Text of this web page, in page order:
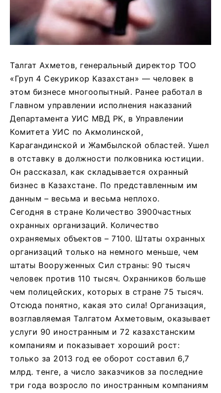
Талгат Ахметов, генеральный директор ТОО
«Груп 4 Секурикор Казахстан» — человек в
этом бизнесе многоопытный. Ранее работал в
Главном управлении исполнения наказаний
Департамента УИС МВД РК, в Управлении
Комитета УИС по Акмолинской,
Карагандинской и Жамбылской областей. Ушел
в отставку в должности полковника юстиции.
Он рассказал, как складывается охранный
бизнес в Казахстане. По представленным им
данным – весьма и весьма неплохо.
Сегодня в стране Количество 3900частных
охранных организаций. Количество
охраняемых объектов – 7100. Штаты охранных
организаций только на немного меньше, чем
штаты Вооруженных Сил страны: 90 тысяч
человек против 110 тысяч. Охранников больше
чем полицейских, которых в стране 75 тысяч.
Отсюда понятно, какая это сила! Организация,
возглавляемая Талгатом Ахметовым, оказывает
услуги 90 иностранным и 72 казахстанским
компаниям и показывает хороший рост:
только за 2013 год ее оборот составил 6,7
млрд. тенге, а число заказчиков за последние
три года возросло по иностранным компаниям